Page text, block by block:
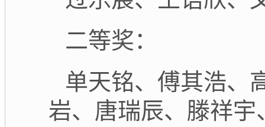
二等奖：
单天铭、傅其浩、
岩、唐瑞辰、滕祥